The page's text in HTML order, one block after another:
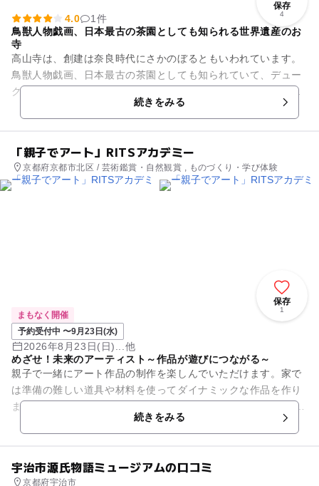
保存
4
4.0
1件
鳥獣人物戯画、日本最古の茶園としても知られる世界遺産のお
寺
高山寺は、創建は奈良時代にさかのぼるともいわれています。
鳥獣人物戯画、日本最古の茶園としても知られていて、デュー
クエイセスの唄「女ひとり」の歌詞の中にも登場するお寺で
す。参道の石敷きが17枚連な...続きをみる
「親子でアート」RITSアカデミー
京都府京都市北区 / 芸術鑑賞・自然観賞 , ものづくり・学び体験
保存
1
まもなく開催
予約受付中 〜9月23日(水)
2026年8月23日(日)...他
めざせ！未来のアーティスト～作品が遊びにつながる～
親子で一緒にアート作品の制作を楽しんでいただけます。家で
は準備の難しい道具や材料を使ってダイナミックな作品を作り
ましょう。完成後はみんなで遊びましょう！ 最終回には完成し
続きをみる
宇治市源氏物語ミュージアムの口コミ
京都府宇治市